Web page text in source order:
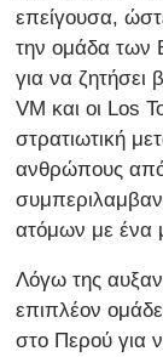
επείγουσα,
την ομάδα των
για να
VM και οι Los
στρατιωτική
ανθρώπους από
ατόμων με ένα
Λόγω της
επιπλέον
στο Περού για